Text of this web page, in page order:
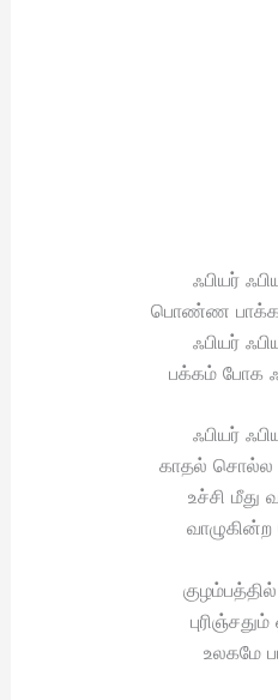
ஃபியர்
பொண்ண பாக்க
ஃபியர்
பக்கம் போக
ஃபியர்
காதல் சொல்ல
உச்சி மீது
வாழுகின்ற
உலகமே